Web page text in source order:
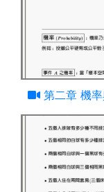
第二章 機